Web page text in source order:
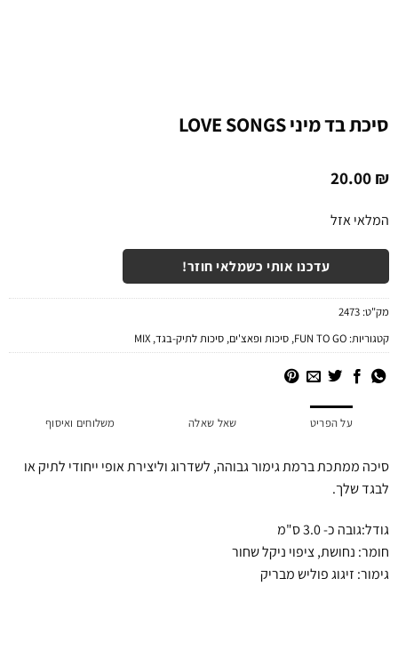
סיכת בד מיני LOVE SONGS
20.00₪
המלאי אזל
עדכנו אותי כשמלאי חוזר!
מק"ט:2473
קטגוריות:FUN TO GO
,סיכות ופאצ'ים,סיכות לתיק-בגד,
MIX
על הפריט שאל שאלה משלוחים ואיסוף
סיכה ממתכת ברמת גימור גבוהה, לשדרוג וליצירת אופי ייחודי לתיק או
לבגד שלך.
גודל:גובה כ- 3.0 ס"מ
חומר: נחושת, ציפוי ניקל שחור
גימור: זיגוג פוליש מבריק